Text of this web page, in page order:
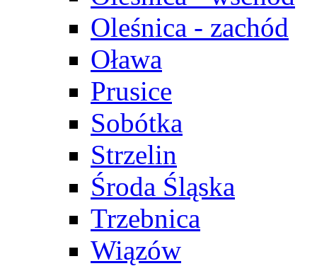
Oleśnica - zachód
Oława
Prusice
Sobótka
Strzelin
Środa Śląska
Trzebnica
Wiązów